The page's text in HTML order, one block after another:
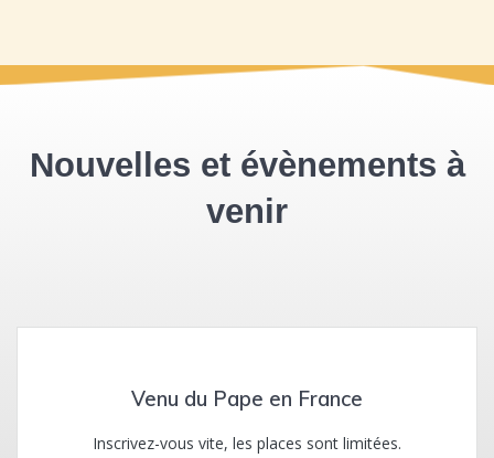
Nouvelles et évènements à
venir
Venu du Pape en France
Inscrivez-vous vite, les places sont limitées.